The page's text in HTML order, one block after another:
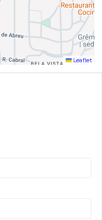
Leaflet